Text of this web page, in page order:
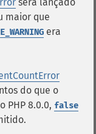
maior que
E_WARNING era
do que o
PHP 8.0.0, false